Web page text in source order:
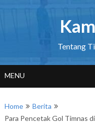
Tentang
MENU
Home
Berita
Para Pencetak Gol Timnas